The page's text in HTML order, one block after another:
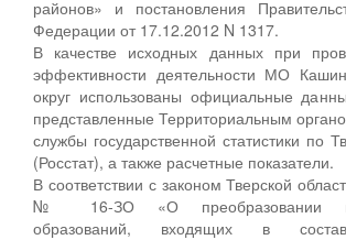
районов» и постановления
Федерации от 17.12.2012 N 1317.
В качестве исходных данных при
эффективности деятельности МО
округ использованы официальные
представленные Территориальным
службы государственной статистики по
(Росстат), а также расчетные показатели.
В соответствии с законом Тверской
№ 16-ЗО «О преобразовании
образований, входящих в